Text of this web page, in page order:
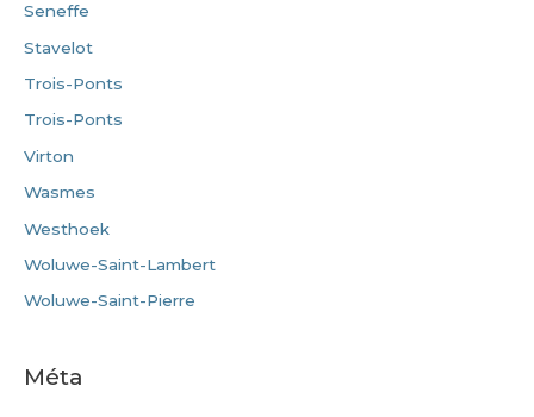
Seneffe
Stavelot
Trois-Ponts
Trois-Ponts
Virton
Wasmes
Westhoek
Woluwe-Saint-Lambert
Woluwe-Saint-Pierre
Méta